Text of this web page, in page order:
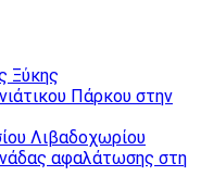
Ξύκης
Πάρκου στην
Λιβαδοχωρίου
αφαλάτωσης στη